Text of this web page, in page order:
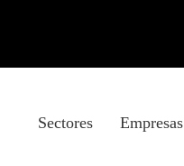
Sectores Empresas